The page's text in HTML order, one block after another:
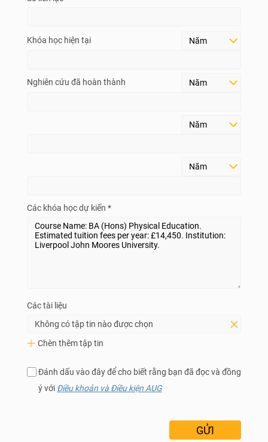
Khóa học hiện tại
Nghiên cứu đã hoàn thành
Các khóa học dự kiến *
Các tài liệu
Không có tập tin nào được chọn
Chèn thêm tập tin
Đánh dấu vào đây để cho biết rằng bạn đã đọc và đồng
ý với Điều khoản và Điều kiện AUG